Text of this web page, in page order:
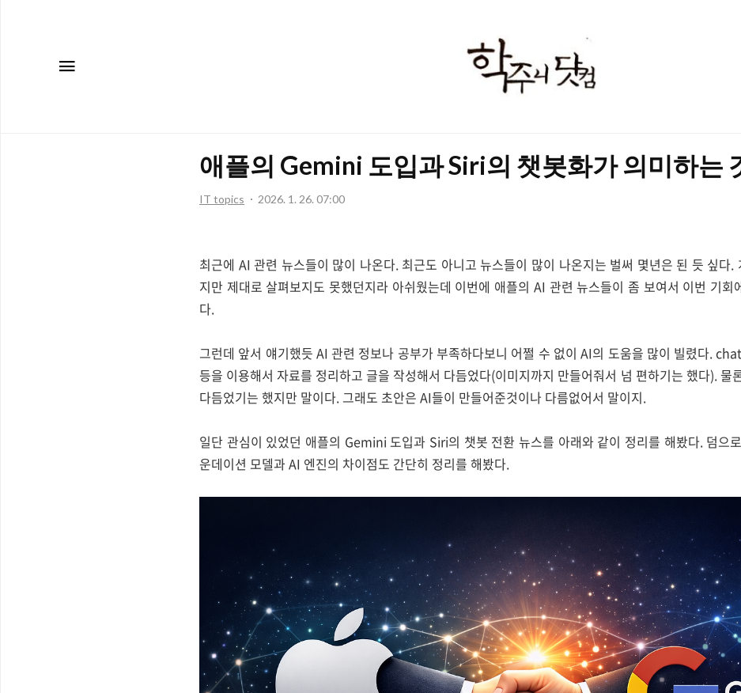
주
닷
컴
애플의 Gemini 도입과 Siri의 챗봇화가 의미하는
IT topics 2026. 1. 26. 07:00
최근에 AI 관련 뉴스들이 많이 나온다. 최근도 아니고 뉴스들이 많이 나온지는 벌써 몇년은 된 듯 싶다.
지만 제대로 살펴보지도 못했던지라 아쉬웠는데 이번에 애플의 AI 관련 뉴스들이 좀 보여서 이번 기회
다.
그런데 앞서 얘기했듯 AI 관련 정보나 공부가 부족하다보니 어쩔 수 없이 AI의 도움을 많이 빌렸다.
등을 이용해서 자료를 정리하고 글을 작성해서 다듬었다(이미지까지 만들어줘서 넘 편하기는 했다). 물
다듬었기는 했지만 말이다. 그래도 초안은 AI들이 만들어준것이나 다름없어서 말이지.
일단 관심이 있었던 애플의 Gemini 도입과 Siri의 챗봇 전환 뉴스를 아래와 같이 정리를 해봤다. 덤으
운데이션 모델과 AI 엔진의 차이점도 간단히 정리를 해봤다.